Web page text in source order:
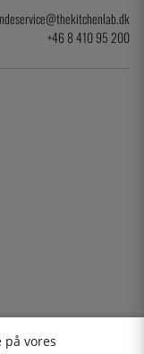
+46 8 410 95 200
på vores